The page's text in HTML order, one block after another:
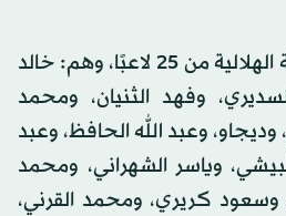
وينتظر أن تتكون البعثة الهلالية من 25 لاعبًا، وهم: خالد
وفهد الثنيان، ومحمد
وعبد الله الحافظ، وعبد
وياسر الشهراني، ومحمد
وسعود كريري، ومحمد القرني،